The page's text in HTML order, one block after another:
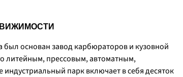
основан завод карбюраторов и кузовной
литейным, прессовым, автоматным,
парк включает в себя десяток